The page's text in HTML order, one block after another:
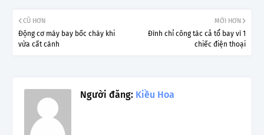
MỚI HƠN
Đình chỉ công tác cả tổ bay vì 1
chiếc điện thoại
CŨ HƠN
Động cơ máy bay bốc cháy khi
vừa cất cánh
Người đăng: Kiều Hoa